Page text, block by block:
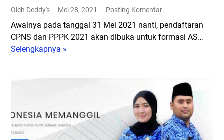
u
l
a
B
K
N
A
?
D
i
I
n
P
P
1
R
e
Oleh Deddy's Mei 28, 2021 Posting Komentar
Awalnya pada tanggal 31 Mei 2021 nanti, pendaftaran
CPNS dan PPPK 2021 akan dibuka untuk formasi AS…
Selengkapnya »
f
t
a